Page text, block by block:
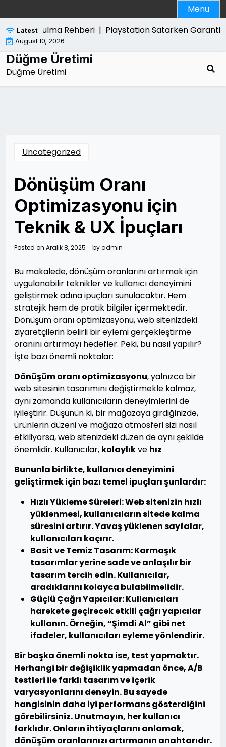
to
content
Menu
Latest
Kurtulma Rehberi |Playstation Satarken Garanti
August 10, 2026
Düğme Üretimi
Düğme Üretimi
Uncategorized
Dönüşüm Oranı
Optimizasyonu için
Teknik & UX İpuçları
Posted on Aralık 8, 2025 byadmin
Bu makalede, dönüşüm oranlarını artırmak için
uygulanabilir teknikler ve kullanıcı deneyimini
geliştirmek adına ipuçları sunulacaktır. Hem
stratejik hem de pratik bilgiler içermektedir.
Dönüşüm oranı optimizasyonu, web sitenizdeki
ziyaretçilerin belirli bir eylemi gerçekleştirme
oranını artırmayı hedefler. Peki, bu nasıl yapılır?
İşte bazı önemli noktalar:
Dönüşüm oranı optimizasyonu, yalnızca bir
web sitesinin tasarımını değiştirmekle kalmaz,
aynı zamanda kullanıcıların deneyimlerini de
iyileştirir. Düşünün ki, bir mağazaya girdiğinizde,
ürünlerin düzeni ve mağaza atmosferi sizi nasıl
etkiliyorsa, web sitenizdeki düzen de aynı şekilde
önemlidir. Kullanıcılar, kolaylıkve hız
Bununla birlikte, kullanıcı deneyimini
geliştirmek için bazı temel ipuçlarışunlardır:
Hızlı Yükleme Süreleri:Web sitenizin hızlı
yüklenmesi, kullanıcıların sitede kalma
süresini artırır. Yavaş yüklenen sayfalar,
kullanıcıları kaçırır.
Basit ve Temiz Tasarım:Karmaşık
tasarımlar yerine sade ve anlaşılır bir
tasarım tercih edin. Kullanıcılar,
aradıklarını kolayca bulabilmelidir.
Güçlü Çağrı Yapıcılar:Kullanıcıları
harekete geçirecek etkili çağrı yapıcılar
kullanın. Örneğin, “Şimdi Al” gibi net
ifadeler, kullanıcıları eyleme yönlendirir.
Bir başka önemli nokta ise, test yapmaktır.
Herhangi bir değişiklik yapmadan önce, A/B
testleri ile farklı tasarım ve içerik
varyasyonlarını deneyin. Bu sayede
hangisinin daha iyi performans gösterdiğini
görebilirsiniz. Unutmayın, her kullanıcı
farklıdır. Onların ihtiyaçlarını anlamak,
dönüşüm oranlarınızı artırmanın anahtarıdır.